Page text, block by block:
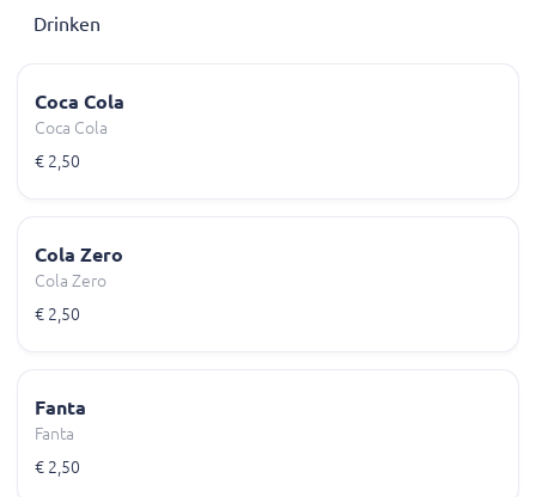
Drinken
Coca Cola
Coca Cola
€ 2,50
Cola Zero
Cola Zero
€ 2,50
Fanta
Fanta
€ 2,50